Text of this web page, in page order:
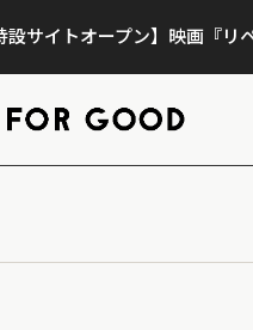
設サイトオープン】映画『